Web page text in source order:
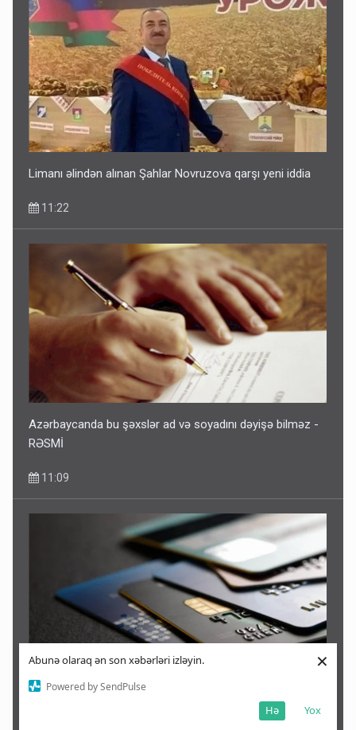
Abunə olaraq ən son xəbərləri izləyin.
Powered by SendPulse
Yox
Hə
×
Limanı əlindən alınan Şahlar Novruzova qarşı yeni iddia
11:22
Azərbaycanda bu şəxslər ad və soyadını dəyişə bilməz -
RƏSMİ
11:09
Kartdan karta istədiyiniz qədər köçürmə edə bilərsiniz -